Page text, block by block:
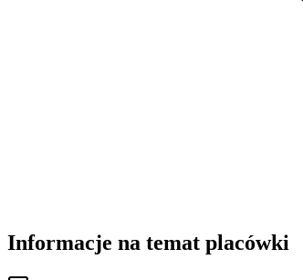
Informacje na temat placówki